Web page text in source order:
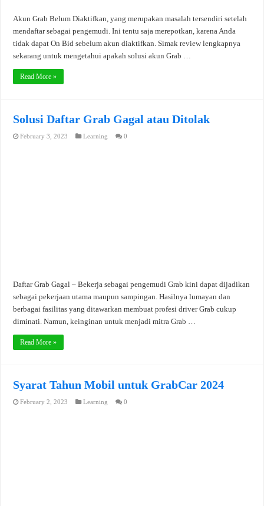
Akun Grab Belum Diaktifkan, yang merupakan masalah tersendiri setelah
mendaftar sebagai pengemudi. Ini tentu saja merepotkan, karena Anda
tidak dapat On Bid sebelum akun diaktifkan. Simak review lengkapnya
sekarang untuk mengetahui apakah solusi akun Grab …
Read More »
Solusi Daftar Grab Gagal atau Ditolak
February 3, 2023 Learning 0
Daftar Grab Gagal – Bekerja sebagai pengemudi Grab kini dapat dijadikan
sebagai pekerjaan utama maupun sampingan. Hasilnya lumayan dan
berbagai fasilitas yang ditawarkan membuat profesi driver Grab cukup
diminati. Namun, keinginan untuk menjadi mitra Grab …
Read More »
Syarat Tahun Mobil untuk GrabCar 2024
February 2, 2023 Learning 0